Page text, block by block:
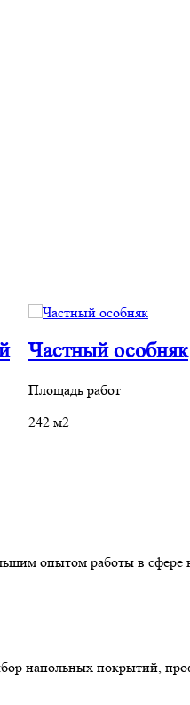
Частный особняк
Площадь работ
242 м2
опытом работы в
напольных покрытий,